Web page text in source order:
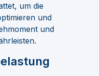
um die
und
und